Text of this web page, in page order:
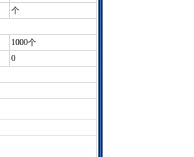
个
1000个
0